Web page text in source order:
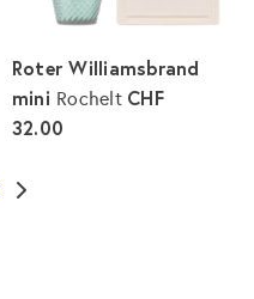
Roter Williamsbrand
mini Rochelt CHF
32.00